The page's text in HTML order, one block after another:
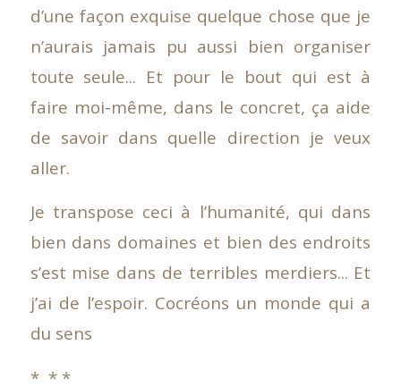
d’une façon exquise quelque chose que je
n’aurais jamais pu aussi bien organiser
toute seule... Et pour le bout qui est à
faire moi-même, dans le concret, ça aide
de savoir dans quelle direction je veux
aller.
Je transpose ceci à l’humanité, qui dans
bien dans domaines et bien des endroits
s’est mise dans de terribles merdiers... Et
j’ai de l’espoir. Cocréons un monde qui a
du sens
* * *